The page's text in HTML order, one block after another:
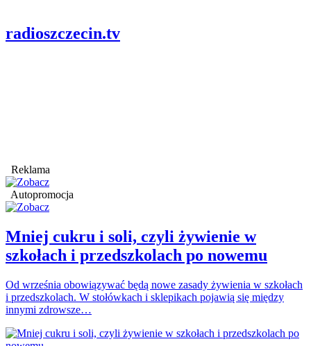
radioszczecin.tv
Reklama
Autopromocja
Mniej cukru i soli, czyli żywienie w
szkołach i przedszkolach po nowemu
Od września obowiązywać będą nowe zasady żywienia w szkołach
i przedszkolach. W stołówkach i sklepikach pojawią się między
innymi zdrowsze…